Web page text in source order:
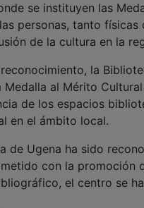
se instituyen las
personas, tanto
de la cultura en la
la
Medalla al Mérito
de los espacios
en el ámbito local.
ha sido
con la promoción
el centro se